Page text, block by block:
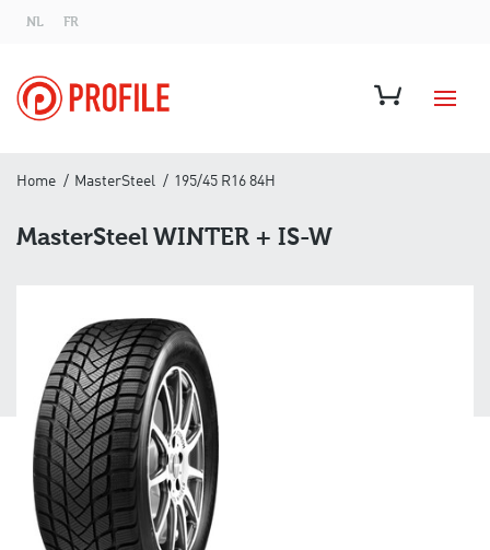
NL FR
Home MasterSteel 195/45 R16 84H
MasterSteel WINTER + IS-W